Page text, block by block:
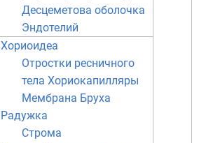
Десцеметова оболочка
Эндотелий
Хориоидеа
Отростки ресничного
тела Хориокапилляры
Мембрана Бруха
Радужка
Строма